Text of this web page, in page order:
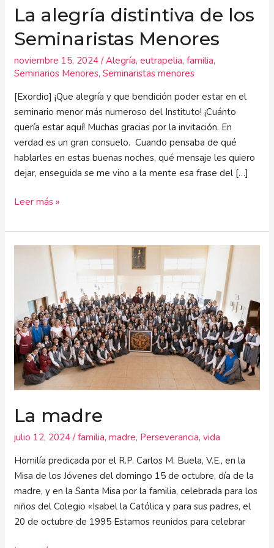
La alegría distintiva de los
Seminaristas Menores
noviembre 15, 2024/Alegría,eutrapelia,familia,
Seminarios Menores,Seminaristas menores
[Exordio] ¡Que alegría y que bendición poder estar en el
seminario menor más numeroso del Instituto! ¡Cuánto
quería estar aquí! Muchas gracias por la invitación. En
verdad es un gran consuelo. Cuando pensaba de qué
hablarles en estas buenas noches, qué mensaje les quiero
dejar, enseguida se me vino a la mente esa frase del […]
Leer más »
La madre
julio 12, 2024/familia,madre, Perseverancia,vida
Homilía predicada por el R.P. Carlos M. Buela, V.E., en la
Misa de los Jóvenes del domingo 15 de octubre, día de la
madre, y en la Santa Misa por la familia, celebrada para los
niños del Colegio «Isabel la Católica y para sus padres, el
20 de octubre de 1995 Estamos reunidos para celebrar